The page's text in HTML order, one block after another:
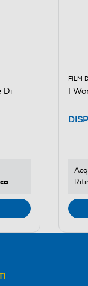
Di
FILM
I